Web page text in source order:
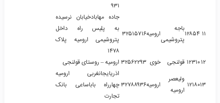
۹۳۱
۱۱ ۱۲۸۵۴
باجه
پتروشیمی
ارومیه۳۲۵۱۵۷۱۶
جاده مهابادخیابان نرسیده
به پلیس راه داخل
پتروشیمی ارومیه پلاک
۱۴۷۸
۱۲۱۲۳۱۰ قولنجی خوی ۳۲۵۶۲۲۹۳ ارومیه – روستای قولنجی
۱۳۱۲۱۸۰
ولیعصر
ارومیه
ارومیه۳۲۷۸۸۹۳۶
اذریایجانغربی ارومیه
چهارراه باباساعی بانک
تجارت